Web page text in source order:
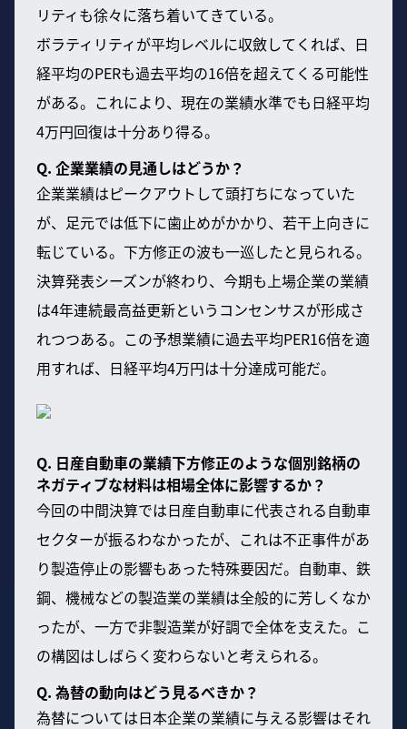
リティも徐々に落ち着いてきている。
ボラティリティが平均レベルに収斂してくれば、日
経平均のPERも過去平均の16倍を超えてくる可能性
がある。これにより、現在の業績水準でも日経平均
4万円回復は十分あり得る。
Q. 企業業績の見通しはどうか？
企業業績はピークアウトして頭打ちになっていた
が、足元では低下に歯止めがかかり、若干上向きに
転じている。下方修正の波も一巡したと見られる。
決算発表シーズンが終わり、今期も上場企業の業績
は4年連続最高益更新というコンセンサスが形成さ
れつつある。この予想業績に過去平均PER16倍を適
用すれば、日経平均4万円は十分達成可能だ。
Q. 日産自動車の業績下方修正のような個別銘柄の
ネガティブな材料は相場全体に影響するか？
今回の中間決算では日産自動車に代表される自動車
セクターが振るわなかったが、これは不正事件があ
り製造停止の影響もあった特殊要因だ。自動車、鉄
鋼、機械などの製造業の業績は全般的に芳しくなか
ったが、一方で非製造業が好調で全体を支えた。こ
の構図はしばらく変わらないと考えられる。
Q. 為替の動向はどう見るべきか？
為替については日本企業の業績に与える影響はそれ